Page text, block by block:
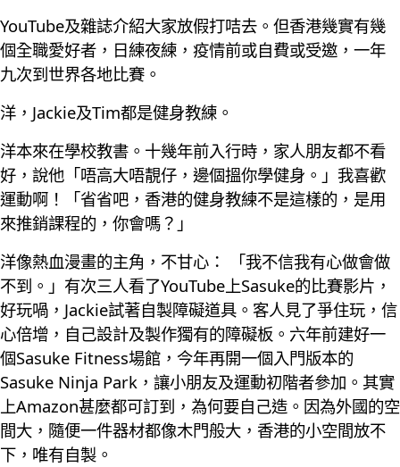
YouTube及雜誌介紹大家放假打咭去。但香港幾實有幾
個全職愛好者，日練夜練，疫情前或自費或受邀，一年
九次到世界各地比賽。
洋，Jackie及Tim都是健身教練。
洋本來在學校教書。十幾年前入行時，家人朋友都不看
好，說他「唔高大唔靚仔，邊個搵你學健身。」我喜歡
運動啊！「省省吧，香港的健身教練不是這樣的，是用
來推銷課程的，你會嗎？」
洋像熱血漫畫的主角，不甘心： 「我不信我有心做會做
不到。」有次三人看了YouTube上Sasuke的比賽影片，
好玩喎，Jackie試著自製障礙道具。客人見了爭住玩，信
心倍增，自己設計及製作獨有的障礙板。六年前建好一
個Sasuke Fitness場館，今年再開一個入門版本的
Sasuke Ninja Park，讓小朋友及運動初階者參加。其實
上Amazon甚麼都可訂到，為何要自己造。因為外國的空
間大，隨便一件器材都像木門般大，香港的小空間放不
下，唯有自製。